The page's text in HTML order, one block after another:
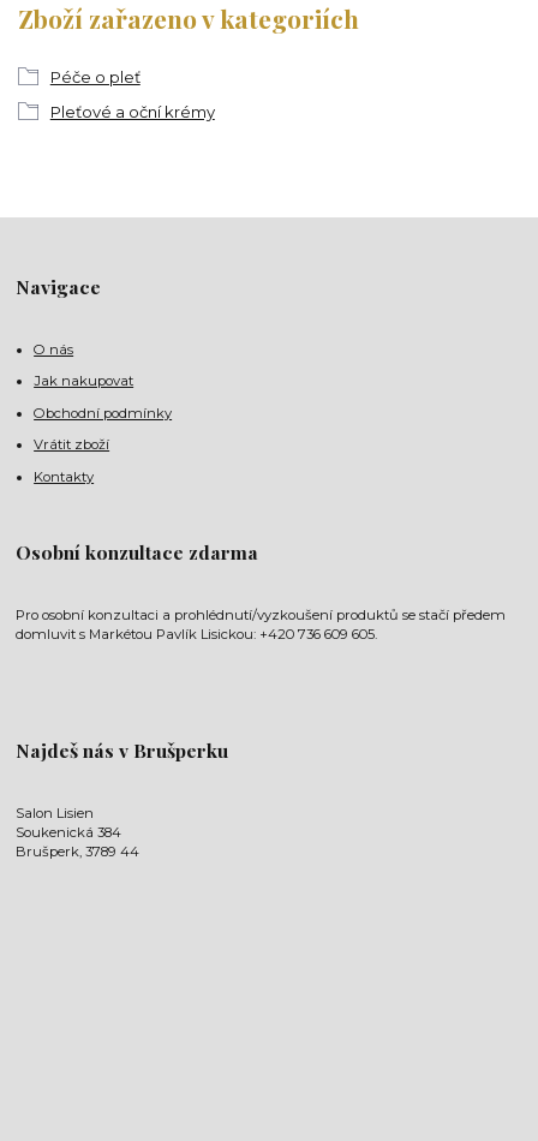
Zboží zařazeno v kategoriích
Péče o pleť
Pleťové a oční krémy
Navigace
O nás
Jak nakupovat
Obchodní podmínky
Vrátit zboží
Kontakty
Osobní konzultace zdarma
Pro osobní konzultaci a prohlédnutí/vyzkoušení produktů se stačí předem
domluvit s Markétou Pavlík Lisickou: +420 736 609 605.
Najdeš nás v Brušperku
Salon Lisien
Soukenická 384
Brušperk, 3789 44